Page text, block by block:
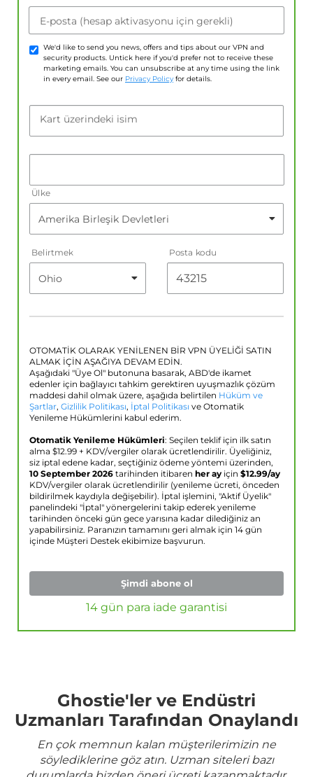
E-posta (hesap aktivasyonu için gerekli)
We'd like to send you news, offers and tips about our VPN and
security products. Untick here if you'd prefer not to receive these
marketing emails. You can unsubscribe at any time using the link
in every email. See our Privacy Policy for details.
Kart üzerindeki isim
Ülke
Belirtmek Posta kodu
OTOMATİK OLARAK YENİLENEN BİR VPN ÜYELİĞİ SATIN
ALMAK İÇİN AŞAĞIYA DEVAM EDİN.
Aşağıdaki "Üye Ol" butonuna basarak, ABD'de ikamet
edenler için bağlayıcı tahkim gerektiren uyuşmazlık çözüm
maddesi dahil olmak üzere, aşağıda belirtilen Hüküm ve
Şartlar, Gizlilik Politikası, İptal Politikası ve Otomatik
Yenileme Hükümlerini kabul ederim.
Otomatik Yenileme Hükümleri: Seçilen teklif için ilk satın
alma $12.99 + KDV/vergiler olarak ücretlendirilir. Üyeliğiniz,
siz iptal edene kadar, seçtiğiniz ödeme yöntemi üzerinden,
10 September 2026 tarihinden itibaren her ay için $12.99/ay
KDV/vergiler olarak ücretlendirilir (yenileme ücreti, önceden
bildirilmek kaydıyla değişebilir). İptal işlemini, "Aktif Üyelik"
panelindeki "İptal" yönergelerini takip ederek yenileme
tarihinden önceki gün gece yarısına kadar dilediğiniz an
yapabilirsiniz. Paranızın tamamını geri almak için 14 gün
içinde Müşteri Destek ekibimize başvurun.
Şimdi abone ol
14 gün para iade garantisi
Ghostie'ler ve Endüstri
Uzmanları Tarafından Onaylandı
En çok memnun kalan müşterilerimizin ne
söylediklerine göz atın. Uzman siteleri bazı